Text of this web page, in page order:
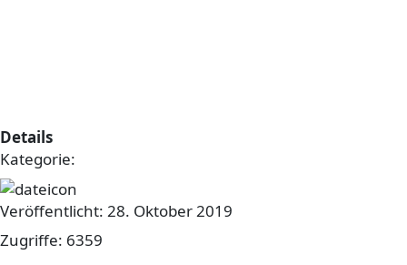
Details
Kategorie:
Veröffentlicht: 28. Oktober 2019
Zugriffe: 6359